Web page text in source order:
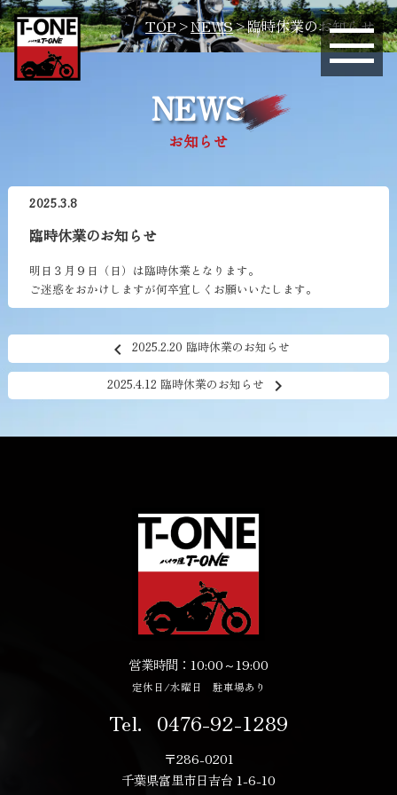
有限会社ティーワン
TOP>NEWS>臨時休業のお知らせ
NEWS
お知らせ
2025.3.8
臨時休業のお知らせ
明日３月９日（日）は臨時休業となります。
ご迷惑をおかけしますが何卒宜しくお願いいたします。
chevron_left 2025.2.20 臨時休業のお知らせ
2025.4.12 臨時休業のお知らせ chevron_right
営業時間：10:00～19:00
定休日/水曜日 駐車場あり
Tel． 0476-92-1289
〒286-0201
千葉県富里市日吉台 1-6-10